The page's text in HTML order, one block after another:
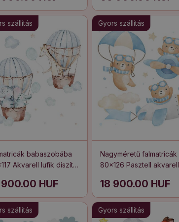
szállítás
babaszobába
Akvarell lufik díszítő
900.00 HUF
Gyors szállítás
Nagyméretű falmatricák
80x126 Pasztell akvarell
18 900.00 HUF
szállítás Gyors szállítás